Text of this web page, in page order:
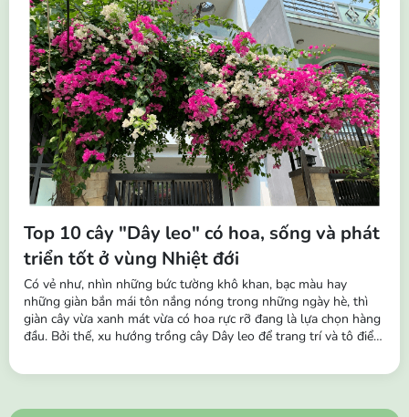
Top 10 cây "Dây leo" có hoa, sống và phát
triển tốt ở vùng Nhiệt đới
Có vẻ như, nhìn những bức tường khô khan, bạc màu hay
những giàn bắn mái tôn nắng nóng trong những ngày hè, thì
giàn cây vừa xanh mát vừa có hoa rực rỡ đang là lựa chọn hàng
đầu. Bởi thế, xu hướng trồng cây Dây leo để trang trí và tô điểm
buông rủ leo tường, hàng rào, ban công,… vô cùng sinh động,